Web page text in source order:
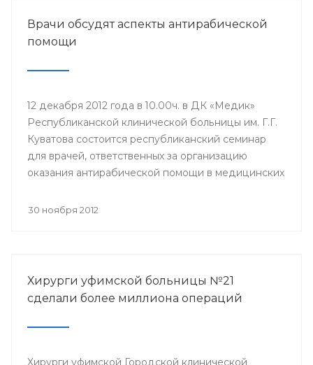
Врачи обсудят аспекты антирабической
помощи
12 декабря 2012 года в 10.00ч. в ДК «Медик»
Республиканской клинической больницы им. Г.Г.
Куватова состоится республиканский семинар
для врачей, ответственных за организацию
оказания антирабической помощи в медицинских
организовано Минздравом РБ с целью
30 ноября 2012
Хирурги уфимской больницы №21
сделали более миллиона операций
Хирурги уфимской Городской клинической